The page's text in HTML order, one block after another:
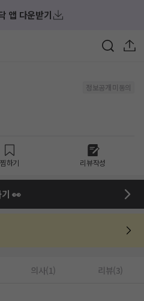
앱 다운받기
정보공개 미동의
찜하기 리뷰작성
👀
의사(1) 리뷰(3)